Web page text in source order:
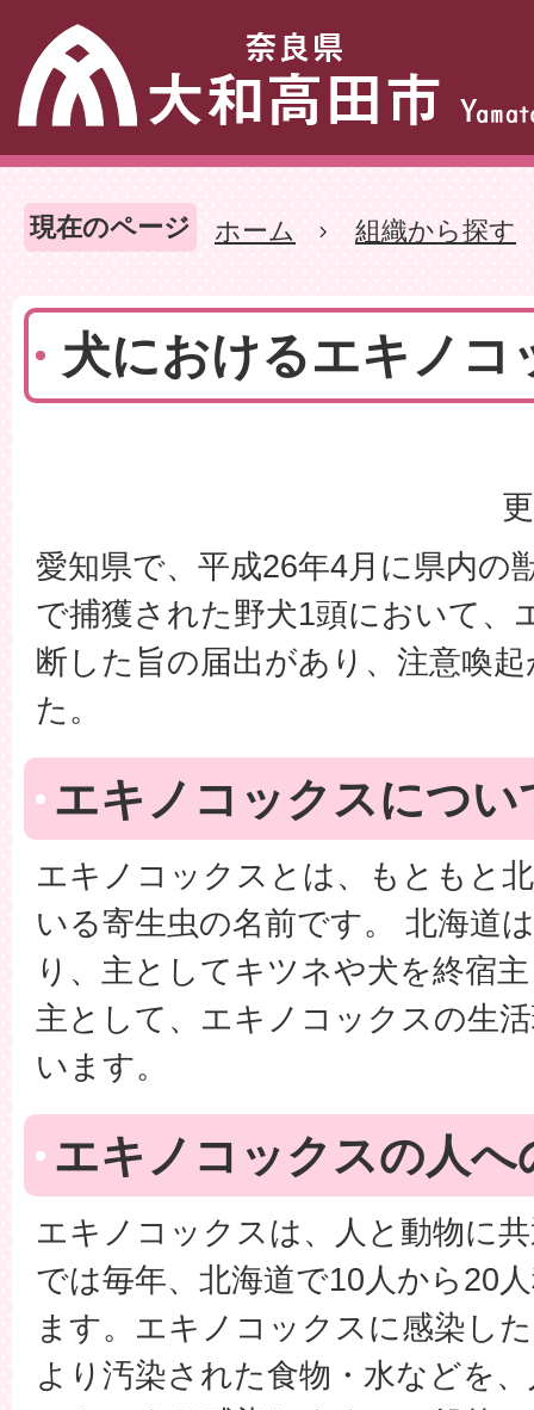
現在のページ ホーム 組織から探す
犬におけるエキノコ
愛知県で、平成26年4月に県内の
で捕獲された野犬1頭において、
断した旨の届出があり、注意喚
た。
エキノコックスについ
エキノコックスとは、もともと
いる寄生虫の名前です。 北海道
り、主としてキツネや犬を終宿
主として、エキノコックスの生
います。
エキノコックスの人
エキノコックスは、人と動物に
では毎年、北海道で10人から20
ます。エキノコックスに感染し
より汚染された食物・水などを